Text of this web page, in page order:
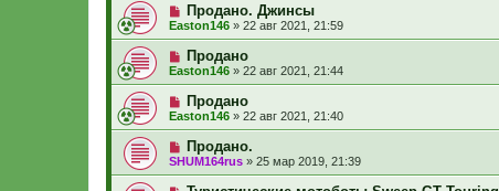
Продано. Джинсы
Easton146 » 22 авг 2021, 21:59
Продано
Easton146 » 22 авг 2021, 21:44
Продано
Easton146 » 22 авг 2021, 21:40
Продано.
SHUM164rus » 25 мар 2019, 21:39